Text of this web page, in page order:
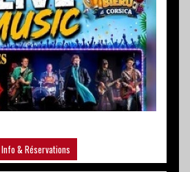
Info & Réservations